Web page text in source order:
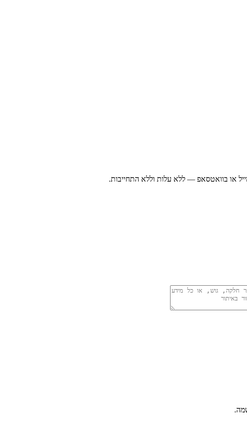
או בוואטסאפ — ללא עלות וללא התחייבות.